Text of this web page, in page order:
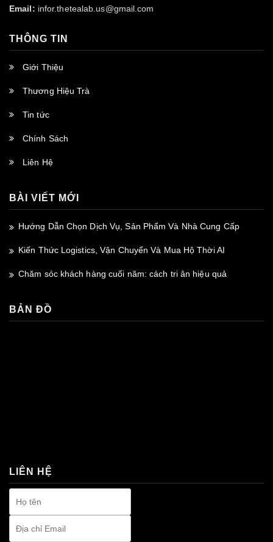
Email: infor.thetealab.us@gmail.com
THÔNG TIN
Giới Thiệu
Thương Hiệu Trà
Tin tức
Chính Sách
Liên Hệ
BÀI VIẾT MỚI
Hướng Dẫn Chọn Dịch Vụ, Sản Phẩm Và Nhà Cung Cấp
Kiến Thức Logistics, Vận Chuyển Và Mua Hộ Thời AI
Chăm sóc khách hàng cuối năm: cách tri ân hiệu quả
BẢN ĐỒ
LIÊN HỆ